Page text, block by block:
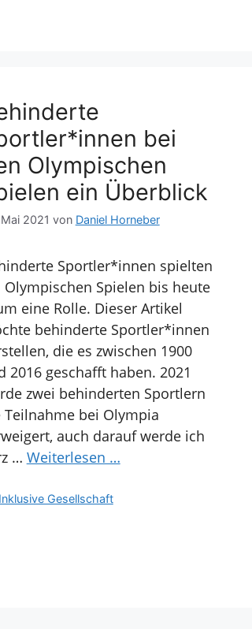
bei
Olympischen
ein Überblick
2021 von Daniel Horneber
Sportler*innen spielten
Olympischen Spielen bis heute
eine Rolle. Dieser Artikel
behinderte Sportler*innen
die es zwischen 1900
2016 geschafft haben. 2021
zwei behinderten Sportlern
Teilnahme bei Olympia
auch darauf werde ich
… Weiterlesen …
Kategorien
Inklusive Gesellschaft